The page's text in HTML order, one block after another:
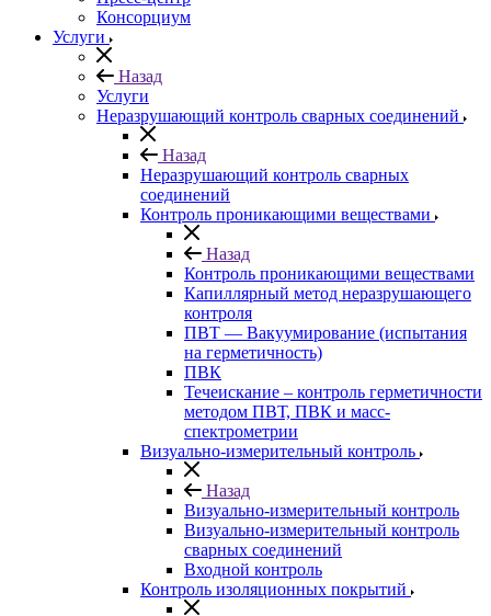
Консорциум
Услуги
Назад
Услуги
Неразрушающий контроль сварных соединений
Назад
Неразрушающий контроль сварных
соединений
Контроль проникающими веществами
Назад
Контроль проникающими веществами
Капиллярный метод неразрушающего
контроля
ПВТ — Вакуумирование (испытания
на герметичность)
ПВК
Течеискание – контроль герметичности
методом ПВТ, ПВК и масс-
спектрометрии
Визуально-измерительный контроль
Назад
Визуально-измерительный контроль
Визуально-измерительный контроль
сварных соединений
Входной контроль
Контроль изоляционных покрытий